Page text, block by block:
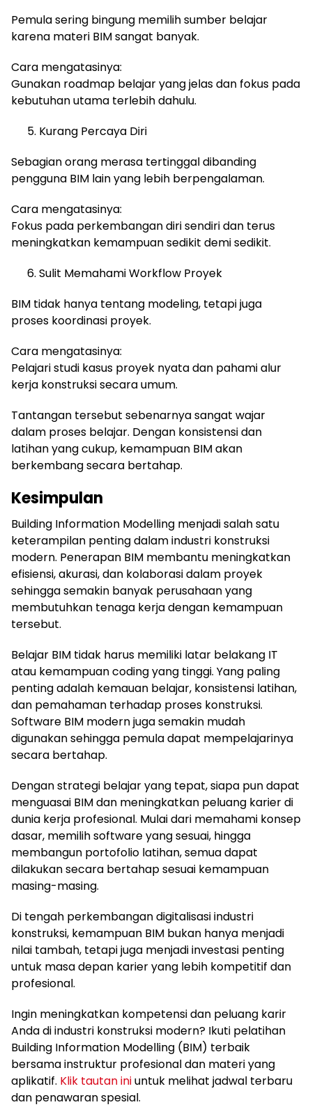
Pemula sering bingung memilih sumber belajar
karena materi BIM sangat banyak.
Cara mengatasinya:
Gunakan roadmap belajar yang jelas dan fokus pada
kebutuhan utama terlebih dahulu.
Kurang Percaya Diri
Sebagian orang merasa tertinggal dibanding
pengguna BIM lain yang lebih berpengalaman.
Cara mengatasinya:
Fokus pada perkembangan diri sendiri dan terus
meningkatkan kemampuan sedikit demi sedikit.
Sulit Memahami Workflow Proyek
BIM tidak hanya tentang modeling, tetapi juga
proses koordinasi proyek.
Cara mengatasinya:
Pelajari studi kasus proyek nyata dan pahami alur
kerja konstruksi secara umum.
Tantangan tersebut sebenarnya sangat wajar
dalam proses belajar. Dengan konsistensi dan
latihan yang cukup, kemampuan BIM akan
berkembang secara bertahap.
Kesimpulan
Building Information Modelling menjadi salah satu
keterampilan penting dalam industri konstruksi
modern. Penerapan BIM membantu meningkatkan
efisiensi, akurasi, dan kolaborasi dalam proyek
sehingga semakin banyak perusahaan yang
membutuhkan tenaga kerja dengan kemampuan
tersebut.
Belajar BIM tidak harus memiliki latar belakang IT
atau kemampuan coding yang tinggi. Yang paling
penting adalah kemauan belajar, konsistensi latihan,
dan pemahaman terhadap proses konstruksi.
Software BIM modern juga semakin mudah
digunakan sehingga pemula dapat mempelajarinya
secara bertahap.
Dengan strategi belajar yang tepat, siapa pun dapat
menguasai BIM dan meningkatkan peluang karier di
dunia kerja profesional. Mulai dari memahami konsep
dasar, memilih software yang sesuai, hingga
membangun portofolio latihan, semua dapat
dilakukan secara bertahap sesuai kemampuan
masing-masing.
Di tengah perkembangan digitalisasi industri
konstruksi, kemampuan BIM bukan hanya menjadi
nilai tambah, tetapi juga menjadi investasi penting
untuk masa depan karier yang lebih kompetitif dan
profesional.
Ingin meningkatkan kompetensi dan peluang karir
Anda di industri konstruksi modern? Ikuti pelatihan
Building Information Modelling (BIM) terbaik
bersama instruktur profesional dan materi yang
aplikatif. Klik tautan iniuntuk melihat jadwal terbaru
dan penawaran spesial.